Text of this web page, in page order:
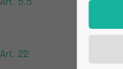
22